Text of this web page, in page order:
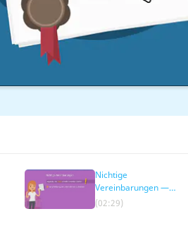
Nichtige
Vereinbarungen —
Was darf nicht in
(02:29)